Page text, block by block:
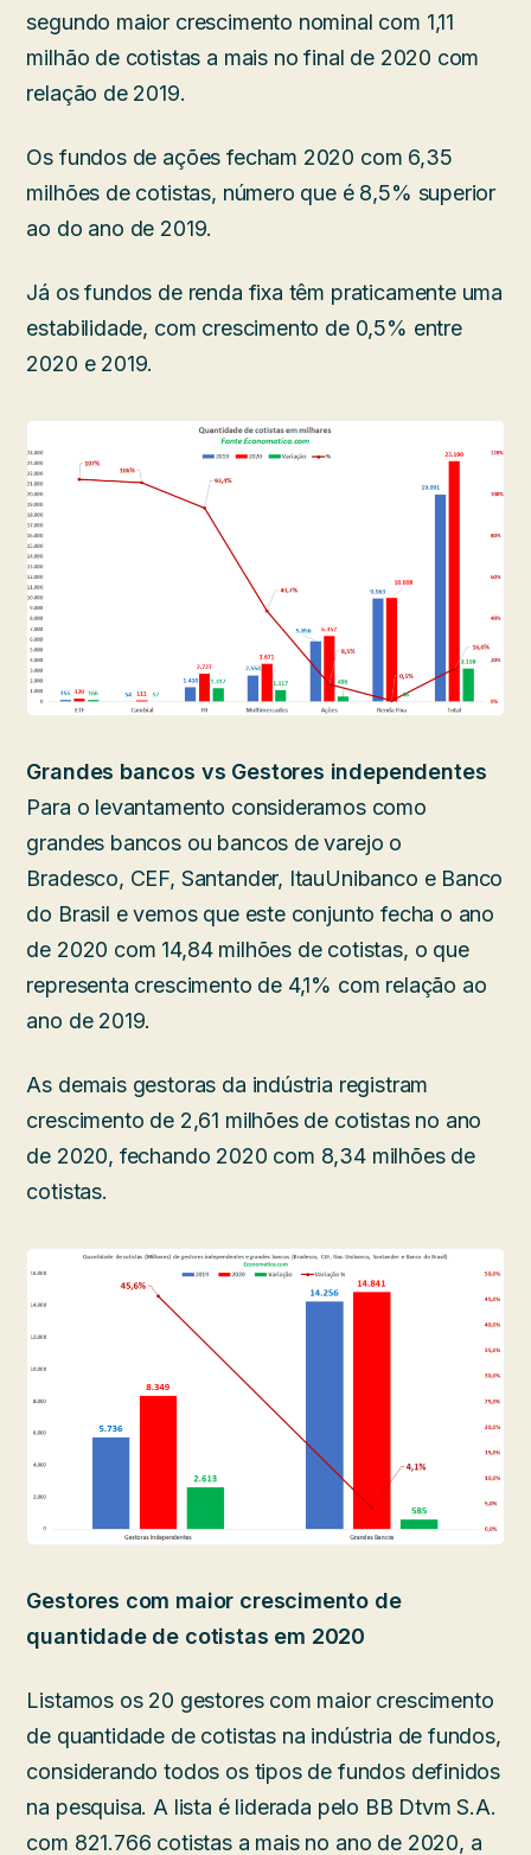
segundo maior crescimento nominal com 1,11
milhão de cotistas a mais no final de 2020 com
relação de 2019.
Os fundos de ações fecham 2020 com 6,35
milhões de cotistas, número que é 8,5% superior
ao do ano de 2019.
Já os fundos de renda fixa têm praticamente uma
estabilidade, com crescimento de 0,5% entre
2020 e 2019.
Grandes bancos vs Gestores independentes
Para o levantamento consideramos como
grandes bancos ou bancos de varejo o
Bradesco, CEF, Santander, ItauUnibanco e Banco
do Brasil e vemos que este conjunto fecha o ano
de 2020 com 14,84 milhões de cotistas, o que
representa crescimento de 4,1% com relação ao
ano de 2019.
As demais gestoras da indústria registram
crescimento de 2,61 milhões de cotistas no ano
de 2020, fechando 2020 com 8,34 milhões de
cotistas.
Gestores com maior crescimento de
quantidade de cotistas em 2020
Listamos os 20 gestores com maior crescimento
de quantidade de cotistas na indústria de fundos,
considerando todos os tipos de fundos definidos
na pesquisa. A lista é liderada pelo BB Dtvm S.A.
com 821.766 cotistas a mais no ano de 2020, a